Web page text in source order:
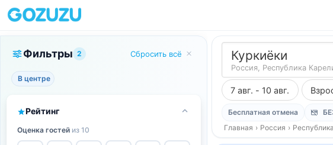
Фильтры 2 Сбросить всё
В центре
Рейтинг
Оценка гостей из 10
Куркиёки
Россия, Республика
7 авг. - 10 авг.
Бесплатная отмена
Главная › Россия ›